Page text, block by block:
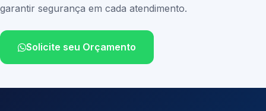
garantir segurança em cada atendimento.
Solicite seu Orçamento